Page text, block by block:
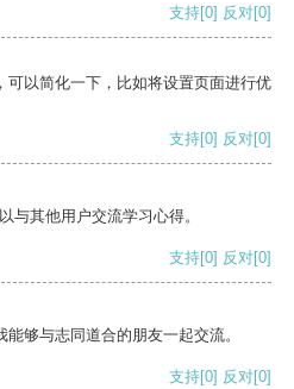
支持[0] 反对[0]
可以简化一下，比如将设置页面进行优
支持[0] 反对[0]
与其他用户交流学习心得。
支持[0] 反对[0]
够与志同道合的朋友一起交流。
支持[0] 反对[0]